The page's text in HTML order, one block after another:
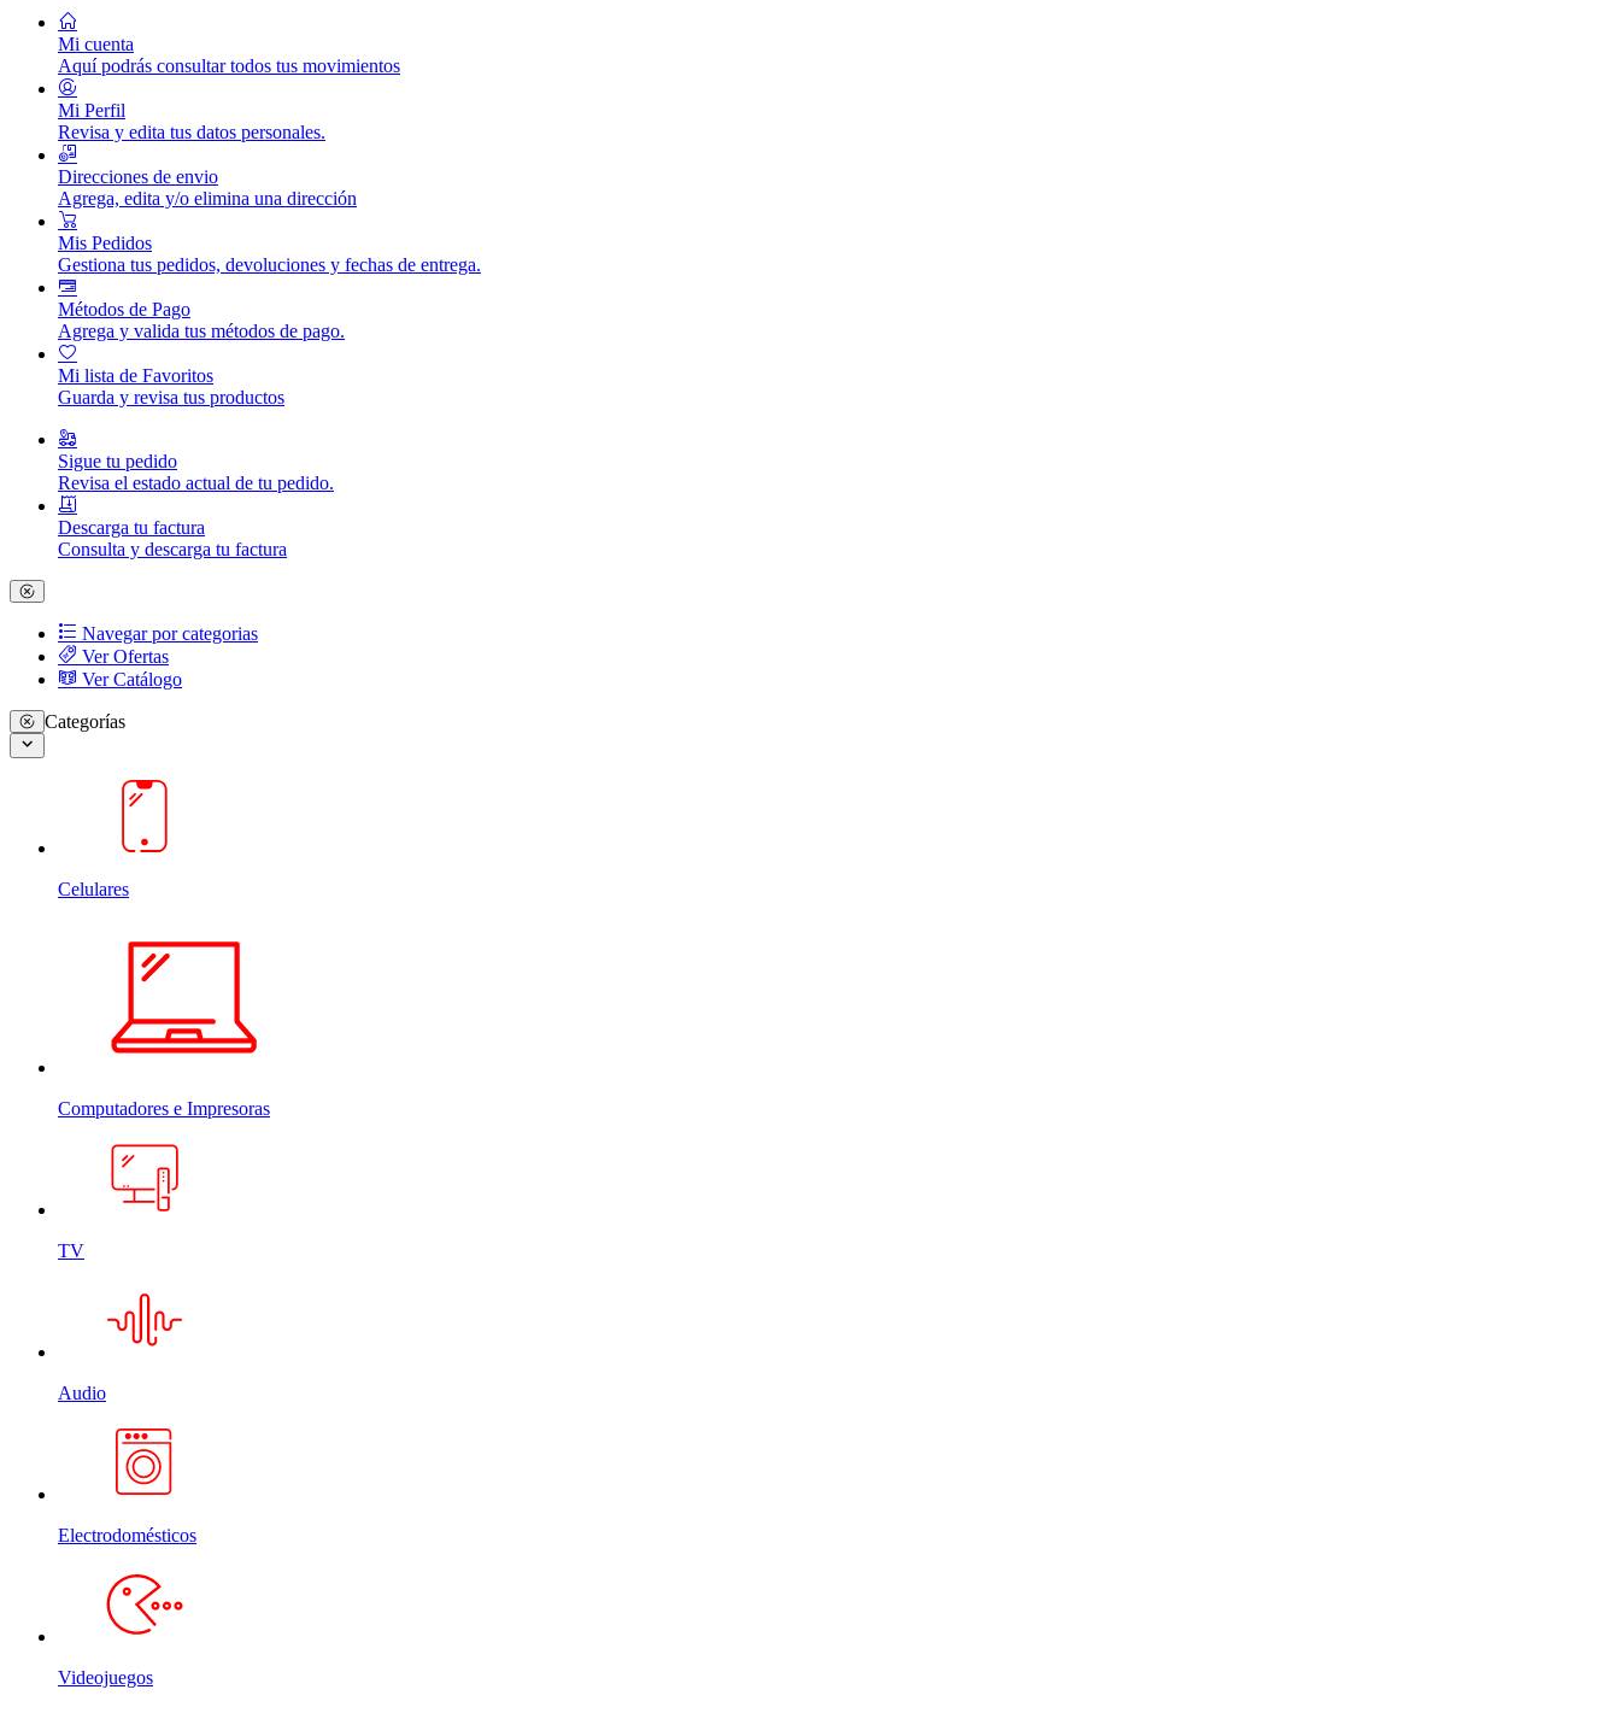
Mi cuenta
Aquí podrás consultar todos tus movimientos
Mi Perfil
Revisa y edita tus datos personales.
Direcciones de envio
Agrega, edita y/o elimina una dirección
Mis Pedidos
Gestiona tus pedidos, devoluciones y fechas de entrega.
Métodos de Pago
Agrega y valida tus métodos de pago.
Mi lista de Favoritos
Guarda y revisa tus productos
Sigue tu pedido
Revisa el estado actual de tu pedido.
Descarga tu factura
Consulta y descarga tu factura
Navegar por categorias
Ver Ofertas
Ver Catálogo
Categorías
Celulares
Computadores e Impresoras
TV
Audio
Electrodomésticos
Videojuegos